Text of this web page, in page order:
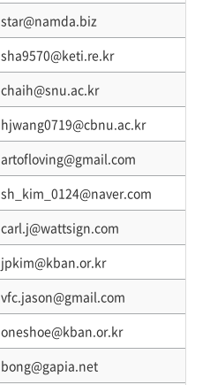
star@namda.biz
sha9570@keti.re.kr
chaih@snu.ac.kr
hjwang0719@cbnu.ac.kr
artofloving@gmail.com
sh_kim_0124@naver.com
carl.j@wattsign.com
jpkim@kban.or.kr
vfc.jason@gmail.com
oneshoe@kban.or.kr
bong@gapia.net